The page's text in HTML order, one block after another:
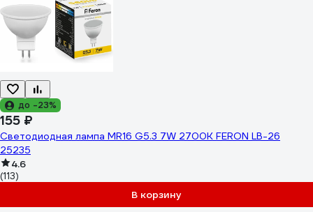
до -23%
155 ₽
Светодиодная лампа MR16 G5.3 7W 2700K FERON LB-26
25235
4.6
(113)
В корзину